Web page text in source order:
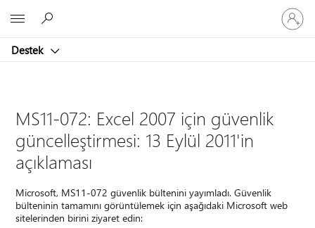
Destek
oturum
açın
MS11-072: Excel 2007 için güvenlik
güncelleştirmesi: 13 Eylül 2011'in
açıklaması
Microsoft, MS11-072 güvenlik bültenini yayımladı. Güvenlik
bülteninin tamamını görüntülemek için aşağıdaki Microsoft web
sitelerinden birini ziyaret edin: